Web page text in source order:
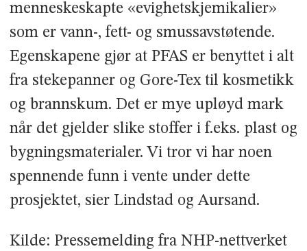
menneskeskapte «evighetskjemikalier»
som er vann-, fett- og smussavstøtende.
Egenskapene gjør at PFAS er benyttet i alt
fra stekepanner og Gore-Tex til kosmetikk
og brannskum. Det er mye upløyd mark
når det gjelder slike stoffer i f.eks. plast og
bygningsmaterialer. Vi tror vi har noen
spennende funn i vente under dette
prosjektet, sier Lindstad og Aursand.
Kilde: Pressemelding fra NHP-nettverket